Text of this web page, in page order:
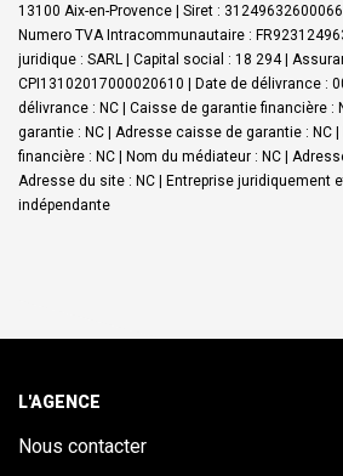
13100 Aix-en-Provence | Siret :
Numero TVA Intracommunautaire :
juridique : SARL | Capital social : 18 294 |
CPI13102017000020610 | Date de délivrance :
délivrance : NC | Caisse de garantie financière :
garantie : NC | Adresse caisse de garantie : NC
financière : NC | Nom du médiateur : NC |
Adresse du site : NC | Entreprise juridiquement
indépendante
L'AGENCE
Nous contacter